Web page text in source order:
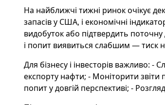
На найближчі тижні ринок очікує
запасів у США, і економічні
видобуток або підтвердить
і попит виявиться слабшим — тиск
Для бізнесу і інвесторів важливо: -
експорту нафти; - Моніторити
попит у довгій перспективі; -